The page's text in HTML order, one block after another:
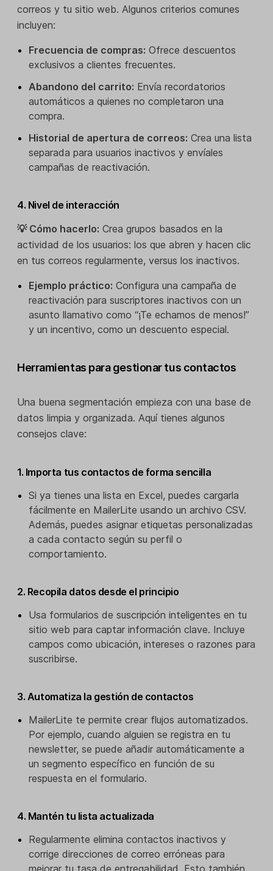
correos y tu sitio web. Algunos criterios comunes
incluyen:
Frecuencia de compras: Ofrece descuentos
exclusivos a clientes frecuentes.
Abandono del carrito: Envía recordatorios
automáticos a quienes no completaron una
compra.
Historial de apertura de correos: Crea una lista
separada para usuarios inactivos y envíales
campañas de reactivación.
4. Nivel de interacción
💡 Cómo hacerlo: Crea grupos basados en la
actividad de los usuarios: los que abren y hacen clic
en tus correos regularmente, versus los inactivos.
Ejemplo práctico: Configura una campaña de
reactivación para suscriptores inactivos con un
asunto llamativo como “¡Te echamos de menos!”
y un incentivo, como un descuento especial.
Herramientas para gestionar tus contactos
Una buena segmentación empieza con una base de
datos limpia y organizada. Aquí tienes algunos
consejos clave:
1. Importa tus contactos de forma sencilla
Si ya tienes una lista en Excel, puedes cargarla
fácilmente en MailerLite usando un archivo CSV.
Además, puedes asignar etiquetas personalizadas
a cada contacto según su perfil o
comportamiento.
2. Recopila datos desde el principio
Usa formularios de suscripción inteligentes en tu
sitio web para captar información clave. Incluye
campos como ubicación, intereses o razones para
suscribirse.
3. Automatiza la gestión de contactos
MailerLite te permite crear flujos automatizados.
Por ejemplo, cuando alguien se registra en tu
newsletter, se puede añadir automáticamente a
un segmento específico en función de su
respuesta en el formulario.
4. Mantén tu lista actualizada
Regularmente elimina contactos inactivos y
corrige direcciones de correo erróneas para
mejorar tu tasa de entregabilidad. Esto también